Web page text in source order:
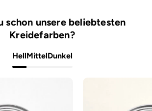
schon unsere beliebtesten
Kreidefarben?
HellMittelDunkel